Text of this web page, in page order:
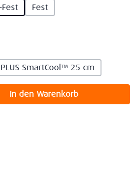
Fest
PRO PLUS SmartCool™ 25 cm
gewünschten Wert
In den Warenkorb